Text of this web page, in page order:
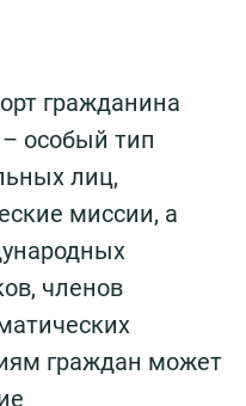
гражданина
особый тип
лиц,
миссии, а
членов
граждан может